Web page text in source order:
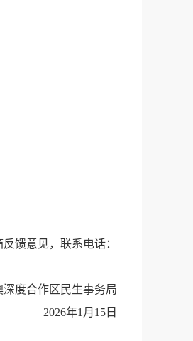
馈意见，联系电话：
深度合作区民生事务局
2026年1月15日